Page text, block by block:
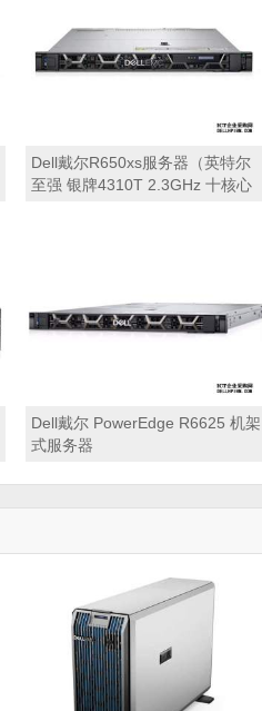
Dell戴尔R650xs服务器（英特尔
至强 银牌4310T 2.3GHz 十核心
Dell戴尔 PowerEdge R6625 机架
式服务器